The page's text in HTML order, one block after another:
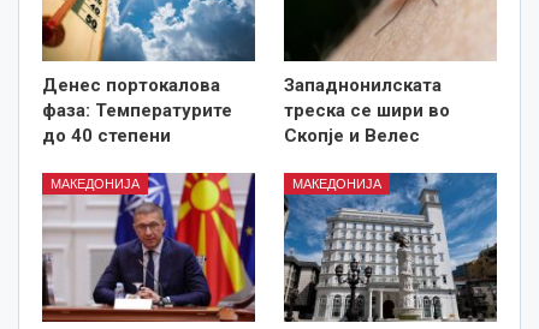
Денес портокалова
фаза: Температурите
до 40 степени
Западнонилската
треска се шири во
Скопје и Велес
МАКЕДОНИЈА МАКЕДОНИЈА